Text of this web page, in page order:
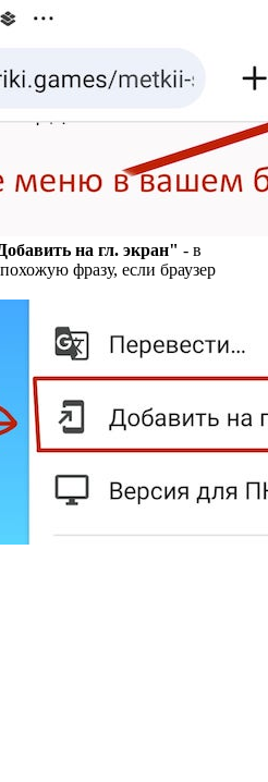
на гл. экран" - в
фразу, если браузер